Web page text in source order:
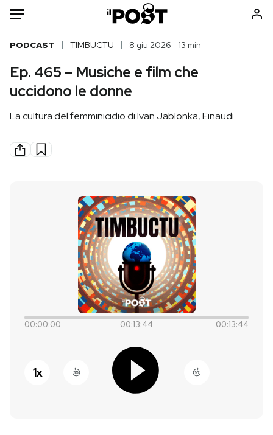
Auto
HOME
Mondo
Tecnologia
Libri
Europa
Altrecose
Mondiali calcio 2026
I MIEI PREFERITI
PODCAST TIMBUCTU 8 giu 2026 - 13 min
Ep. 465 – Musiche e film che
uccidono le donne
La cultura del femminicidio di Ivan Jablonka, Einaudi
00:00:00 00:13:44 00:13:44
1x